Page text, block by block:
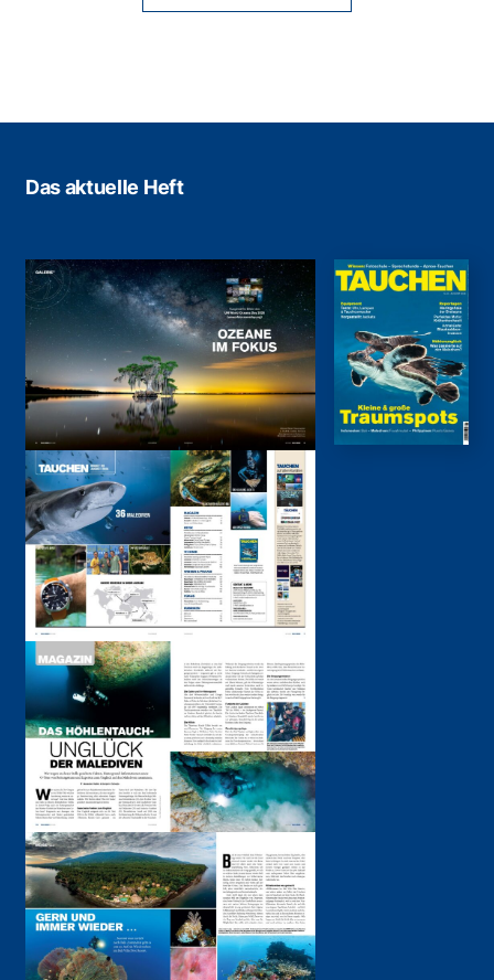
Das aktuelle Heft